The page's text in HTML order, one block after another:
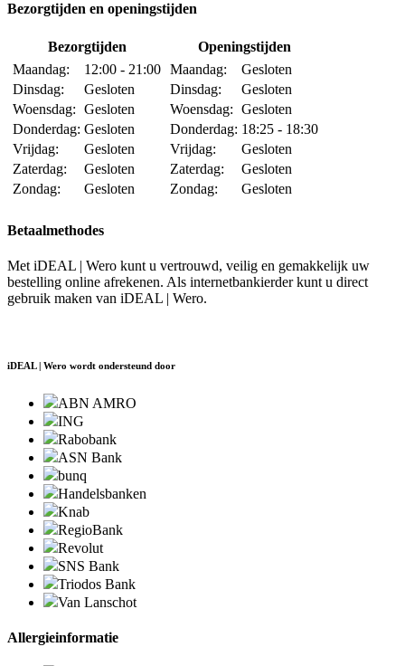
Bezorgtijden en openingstijden
Bezorgtijden
Openingstijden
Maandag:
12:00 - 21:00
Dinsdag:
Gesloten
Woensdag: Gesloten
Donderdag: Gesloten
Vrijdag:
Gesloten
Zaterdag:
Gesloten
Zondag:
Gesloten
Maandag:
Gesloten
Dinsdag:
Gesloten
Woensdag: Gesloten
Donderdag: 18:25 - 18:30
Vrijdag:
Gesloten
Zaterdag:
Gesloten
Zondag:
Gesloten
Betaalmethodes
Met iDEAL | Wero kunt u vertrouwd, veilig en gemakkelijk uw
bestelling online afrekenen. Als internetbankierder kunt u direct
gebruik maken van iDEAL | Wero.
iDEAL | Wero wordt ondersteund door
ABN AMRO
ING
Rabobank
ASN Bank
bunq
Handelsbanken
Knab
RegioBank
Revolut
SNS Bank
Triodos Bank
Van Lanschot
Allergieinformatie